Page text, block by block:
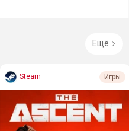
Ещё
Steam Игры